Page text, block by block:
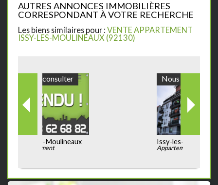
AUTRES ANNONCES IMMOBILIÈRES
CORRESPONDANT À VOTRE RECHERCHE
Les biens similaires pour : VENTE APPARTEMENT
ISSY-LES-MOULINEAUX (92130)
Nous consulter
Issy-les-Moulineaux